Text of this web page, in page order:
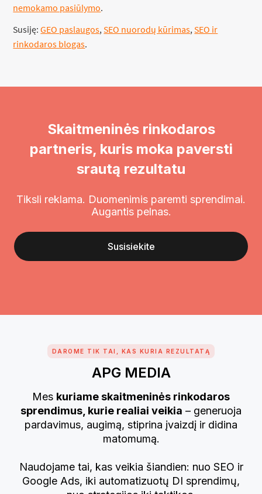
nemokamo pasiūlymo.
Susiję:GEO paslaugos,SEO nuorodų kūrimas,SEO ir
rinkodaros blogas.
Skaitmeninės rinkodaros
partneris, kuris moka paversti
srautą rezultatu
Tiksli reklama. Duomenimis paremti sprendimai.
Augantis pelnas.
Susisiekite
DAROME TIK TAI, KAS KURIA REZULTATĄ
APG MEDIA
Mes kuriame skaitmeninės rinkodaros
sprendimus, kurie realiai veikia – generuoja
pardavimus, augimą, stiprina įvaizdį ir didina
matomumą.
Naudojame tai, kas veikia šiandien: nuo SEO ir
Google Ads, iki automatizuotų DI sprendimų,